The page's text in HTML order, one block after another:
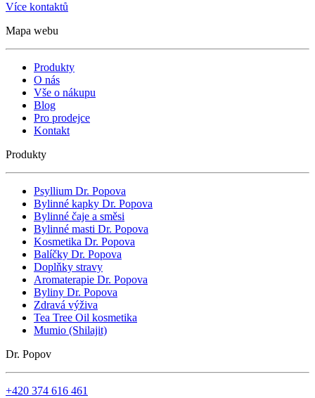
Více kontaktů
Mapa webu
Produkty
O nás
Vše o nákupu
Blog
Pro prodejce
Kontakt
Produkty
Psyllium Dr. Popova
Bylinné kapky Dr. Popova
Bylinné čaje a směsi
Bylinné masti Dr. Popova
Kosmetika Dr. Popova
Balíčky Dr. Popova
Doplňky stravy
Aromaterapie Dr. Popova
Byliny Dr. Popova
Zdravá výživa
Tea Tree Oil kosmetika
Mumio (Shilajit)
Dr. Popov
+420 374 616 461